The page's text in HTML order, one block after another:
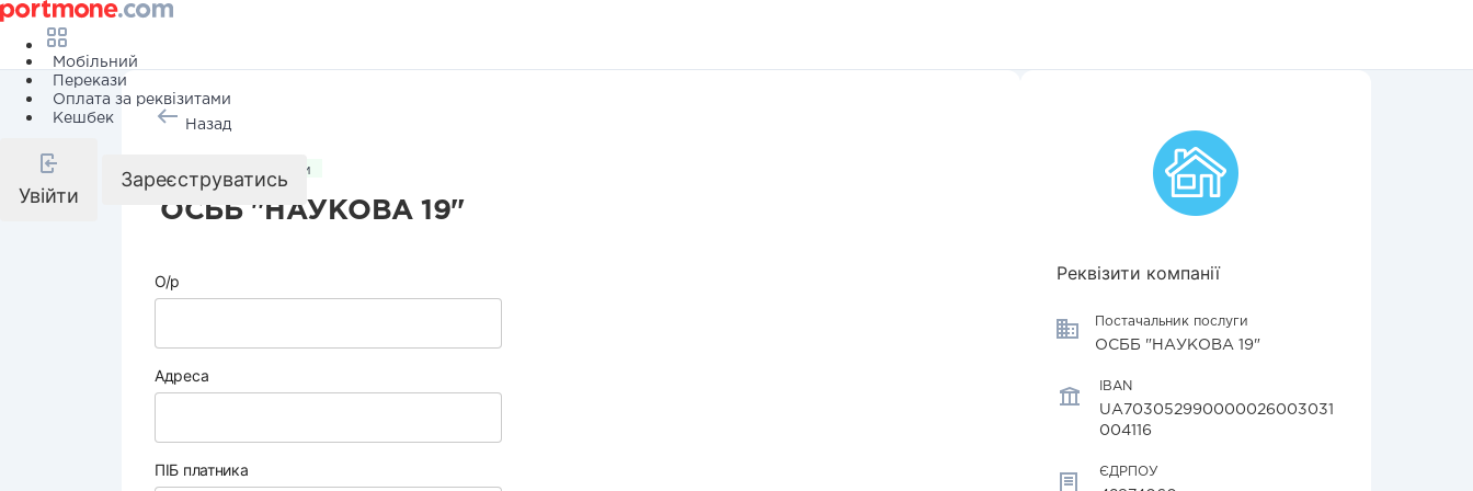
Мобільний
Перекази
Оплата за реквізитами
Кешбек
Увійти
Зареєструватись
Назад
Комунальні послуги
ОСББ "НАУКОВА 19"
О/р
Адреса
ПІБ платника
Реквізити компанії
Постачальник послуги
ОСББ "НАУКОВА 19"
IBAN
UA703052990000026003031
004116
ЄДРПОУ